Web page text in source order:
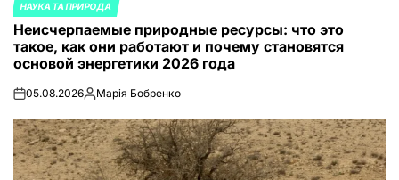
ОПУБЛИКОВАНО
В
НАУКА ТА ПРИРОДА
Неисчерпаемые природные ресурсы: что это
такое, как они работают и почему становятся
основой энергетики 2026 года
on05.08.2026Запись
Марія Бобренко